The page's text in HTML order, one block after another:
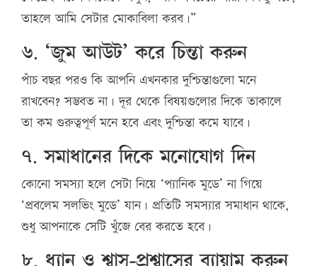
তাহলে আমি সেটার মোকাবিলা করব।”
৬. ‘জুম আউট’ করে চিন্তা করুন
পাঁচ বছর পরও কি আপনি এখনকার দুশ্চিন্তাগুলো মনে
রাখবেন? সম্ভবত না। দূর থেকে বিষয়গুলোর দিকে তাকালে
তা কম গুরুত্বপূর্ণ মনে হবে এবং দুশ্চিন্তা কমে যাবে।
৭. সমাধানের দিকে মনোযোগ দিন
কোনো সমস্যা হলে সেটা নিয়ে ‘প্যানিক মুডে’ না গিয়ে
‘প্রবলেম সলভিং মুডে’ যান। প্রতিটি সমস্যার সমাধান থাকে,
শুধু আপনাকে সেটি খুঁজে বের করতে হবে।